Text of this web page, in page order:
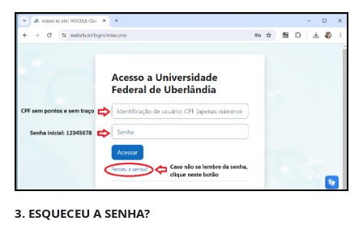
3. ESQUECEU A SENHA?